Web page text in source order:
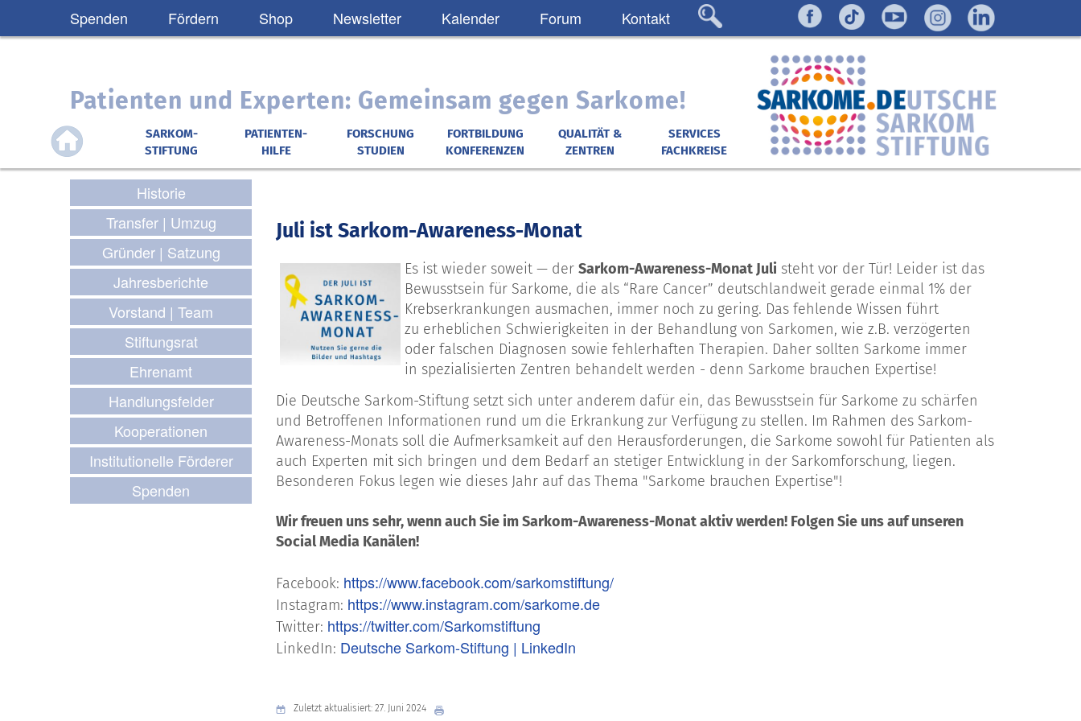
Spenden Fördern Shop Newsletter Kalender Forum Kontakt
Patienten und Experten: Gemeinsam gegen Sarkome!
SARKOM-
STIFTUNG
PATIENTEN-
HILFE
FORSCHUNG
STUDIEN
FORTBILDUNG
KONFERENZEN
QUALITÄT &
ZENTREN
SERVICES
FACHKREISE
Historie
Transfer | Umzug
Gründer | Satzung
Jahresberichte
Vorstand | Team
Stiftungsrat
Ehrenamt
Handlungsfelder
Kooperationen
Institutionelle Förderer
Spenden
Juli ist Sarkom-Awareness-Monat
Es ist wieder soweit — der Sarkom-Awareness-Monat Juli steht vor der Tür! Leider ist das
Bewusstsein für Sarkome, die als “Rare Cancer” deutschlandweit gerade einmal 1% der
Krebserkrankungen ausmachen, immer noch zu gering. Das fehlende Wissen führt
zu erheblichen Schwierigkeiten in der Behandlung von Sarkomen, wie z.B. verzögerten
oder falschen Diagnosen sowie fehlerhaften Therapien. Daher sollten Sarkome immer
in spezialisierten Zentren behandelt werden - denn Sarkome brauchen Expertise!
Die Deutsche Sarkom-Stiftung setzt sich unter anderem dafür ein, das Bewusstsein für Sarkome zu schärfen
und Betroffenen Informationen rund um die Erkrankung zur Verfügung zu stellen. Im Rahmen des Sarkom-
Awareness-Monats soll die Aufmerksamkeit auf den Herausforderungen, die Sarkome sowohl für Patienten als
auch Experten mit sich bringen und dem Bedarf an stetiger Entwicklung in der Sarkomforschung, liegen.
Besonderen Fokus legen wie dieses Jahr auf das Thema "Sarkome brauchen Expertise"!
Wir freuen uns sehr, wenn auch Sie im Sarkom-Awareness-Monat aktiv werden! Folgen Sie uns auf unseren
Social Media Kanälen!
Facebook: https://www.facebook.com/sarkomstiftung/
Instagram: https://www.instagram.com/sarkome.de
Twitter: https://twitter.com/Sarkomstiftung
LinkedIn: Deutsche Sarkom-Stiftung | LinkedIn
Zuletzt aktualisiert: 27. Juni 2024